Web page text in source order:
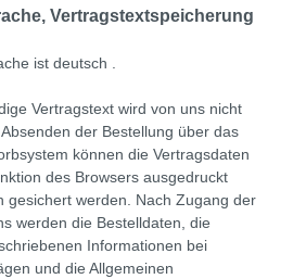
Vertragstextspeicherung
ist deutsch
Vertragstext wird von uns nicht
der Bestellung über das
können die Vertragsdaten
des Browsers ausgedruckt
gesichert werden. Nach Zugang der
werden die Bestelldaten, die
Informationen bei
und die Allgemeinen